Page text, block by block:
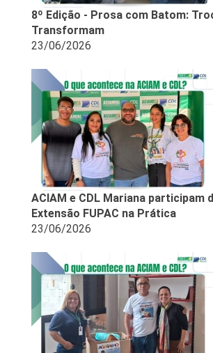
8º Edição - Prosa com Batom:
Transformam
23/06/2026
ACIAM e CDL Mariana participam
Extensão FUPAC na Prática
23/06/2026